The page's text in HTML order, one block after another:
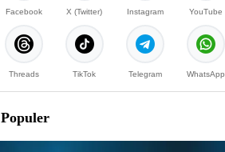
Facebook X (Twitter) Instagram YouTube
Threads TikTok Telegram WhatsApp
Populer